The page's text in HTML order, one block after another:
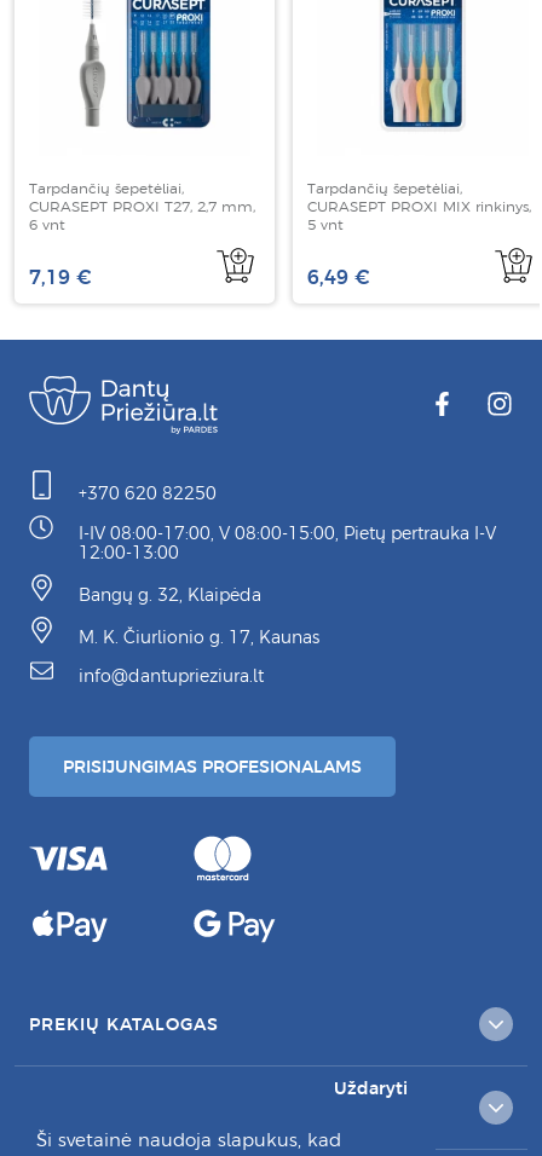
Ši svetainė naudoja slapukus, kad
Uždaryti
Tarpdančių šepetėliai,
CURASEPT PROXI T27, 2,7 mm,
6 vnt
7,19 €
Tarpdančių šepetėliai,
CURASEPT PROXI MIX rinkinys,
5 vnt
6,49 €
+370 620 82250
I-IV 08:00-17:00, V 08:00-15:00, Pietų pertrauka I-V
12:00-13:00
Bangų g. 32, Klaipėda
M. K. Čiurlionio g. 17, Kaunas
info@dantuprieziura.lt
PRISIJUNGIMAS PROFESIONALAMS
PREKIŲ KATALOGAS